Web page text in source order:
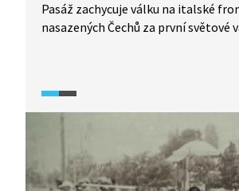
Pasáž zachycuje válku na italské
nasazených Čechů za první světové